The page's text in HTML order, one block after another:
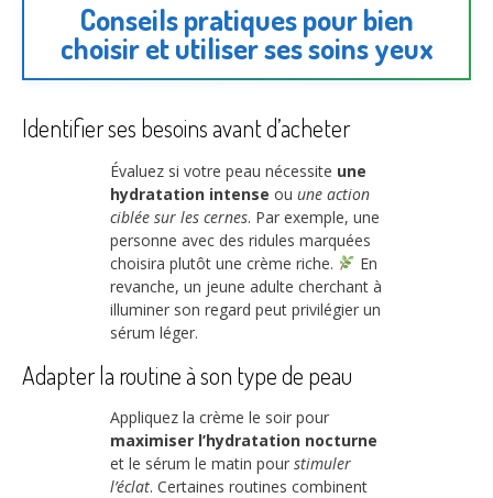
Conseils pratiques pour bien
choisir et utiliser ses soins yeux
Identifier ses besoins avant d’acheter
Évaluez si votre peau nécessite une
hydratation intense ou une action
ciblée sur les cernes. Par exemple, une
personne avec des ridules marquées
choisira plutôt une crème riche.
En
revanche, un jeune adulte cherchant à
illuminer son regard peut privilégier un
sérum léger.
Adapter la routine à son type de peau
Appliquez la crème le soir pour
maximiser l’hydratation nocturne
et le sérum le matin pour stimuler
l’éclat. Certaines routines combinent